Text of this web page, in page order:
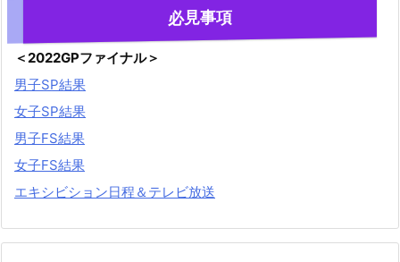
必見事項
＜2022GPファイナル＞
男子SP結果
女子SP結果
男子FS結果
女子FS結果
エキシビション日程＆テレビ放送